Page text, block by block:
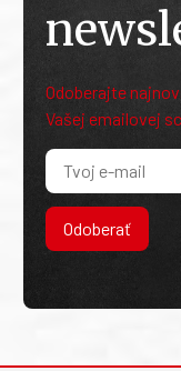
Odoberajte
Vašej emailovej
Odoberať